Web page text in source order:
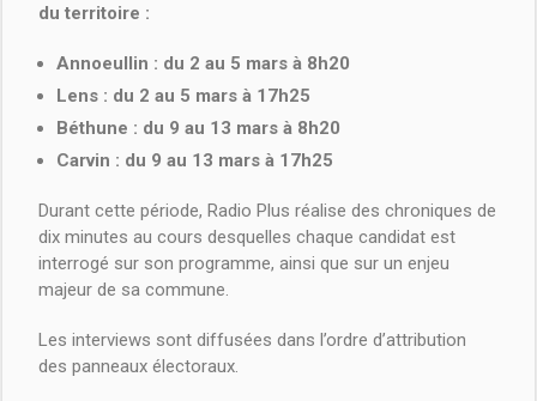
du territoire :
Annoeullin : du 2 au 5 mars à 8h20
Lens : du 2 au 5 mars à 17h25
Béthune : du 9 au 13 mars à 8h20
Carvin : du 9 au 13 mars à 17h25
Durant cette période, Radio Plus réalise des chroniques de
dix minutes au cours desquelles chaque candidat est
interrogé sur son programme, ainsi que sur un enjeu
majeur de sa commune.
Les interviews sont diffusées dans l’ordre d’attribution
des panneaux électoraux.